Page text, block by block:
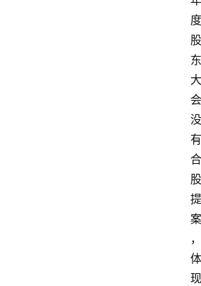
度
股
东
大
会
没
有
合
股
提
案
，
体
现